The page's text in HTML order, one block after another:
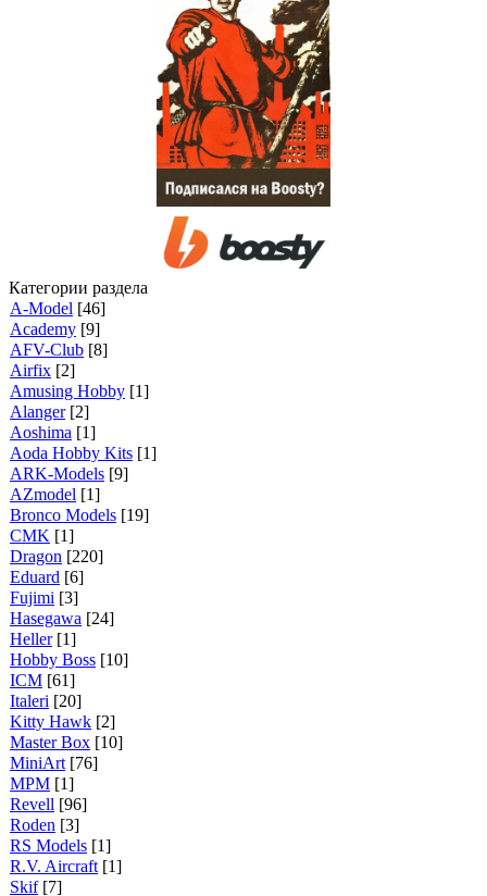
Категории раздела
A-Model [46]
Academy [9]
AFV-Club [8]
Airfix [2]
Amusing Hobby [1]
Alanger [2]
Aoshima [1]
Aoda Hobby Kits [1]
ARK-Models [9]
AZmodel [1]
Bronco Models [19]
CMK [1]
Dragon [220]
Eduard [6]
Fujimi [3]
Hasegawa [24]
Heller [1]
Hobby Boss [10]
ICM [61]
Italeri [20]
Kitty Hawk [2]
Master Box [10]
MiniArt [76]
MPM [1]
Revell [96]
Roden [3]
RS Models [1]
R.V. Aircraft [1]
Skif [7]